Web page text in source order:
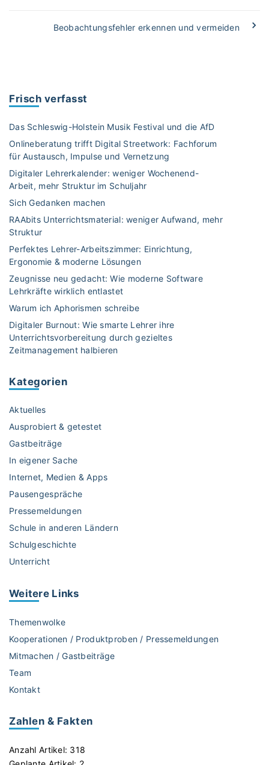
Beobachtungsfehler erkennen und vermeiden
Frisch verfasst
Das Schleswig-Holstein Musik Festival und die AfD
Onlineberatung trifft Digital Streetwork: Fachforum
für Austausch, Impulse und Vernetzung
Digitaler Lehrerkalender: weniger Wochenend-
Arbeit, mehr Struktur im Schuljahr
Sich Gedanken machen
RAAbits Unterrichtsmaterial: weniger Aufwand, mehr
Struktur
Perfektes Lehrer-Arbeitszimmer: Einrichtung,
Ergonomie & moderne Lösungen
Zeugnisse neu gedacht: Wie moderne Software
Lehrkräfte wirklich entlastet
Warum ich Aphorismen schreibe
Digitaler Burnout: Wie smarte Lehrer ihre
Unterrichtsvorbereitung durch gezieltes
Zeitmanagement halbieren
Kategorien
Aktuelles
Ausprobiert & getestet
Gastbeiträge
In eigener Sache
Internet, Medien & Apps
Pausengespräche
Pressemeldungen
Schule in anderen Ländern
Schulgeschichte
Unterricht
Weitere Links
Themenwolke
Kooperationen / Produktproben / Pressemeldungen
Mitmachen / Gastbeiträge
Team
Kontakt
Zahlen & Fakten
Anzahl Artikel: 318